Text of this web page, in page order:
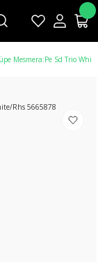
Mesmera:Pe Sd Trio